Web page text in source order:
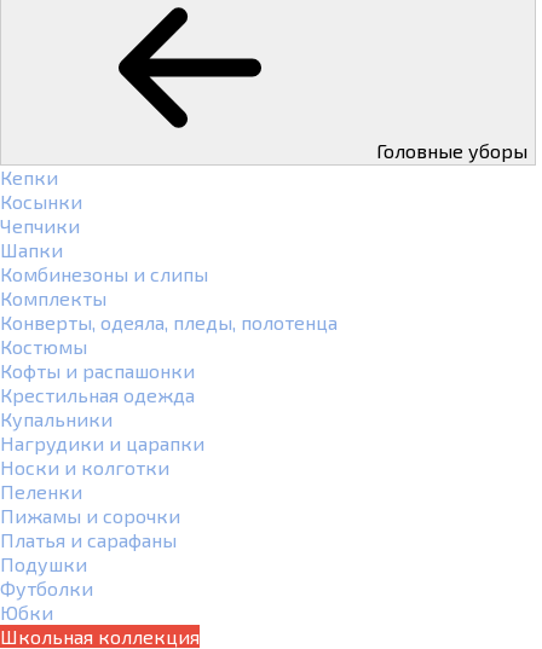
Головные уборы
Кепки
Косынки
Чепчики
Шапки
Комбинезоны и слипы
Комплекты
Конверты, одеяла, пледы, полотенца
Костюмы
Кофты и распашонки
Крестильная одежда
Купальники
Нагрудики и царапки
Носки и колготки
Пеленки
Пижамы и сорочки
Платья и сарафаны
Подушки
Футболки
Юбки
Школьная коллекция